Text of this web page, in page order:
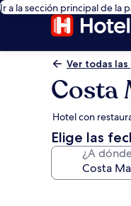
Ir a la sección principal de la
Ver todas
Costa
Hotel con
Elige las
¿A